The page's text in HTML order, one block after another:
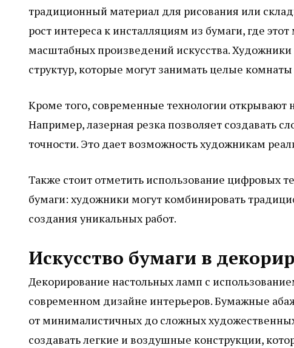
традиционный материал для рисования или
рост интереса к инсталляциям из бумаги, где
масштабных произведений искусства.
структур, которые могут занимать целые
Кроме того, современные технологии открывают
Например, лазерная резка позволяет создавать
точности. Это дает возможность художникам
Также стоит отметить использование цифровых
бумаги: художники могут комбинировать
создания уникальных работ.
Искусство бумаги в
Декорирование настольных ламп с
современном дизайне интерьеров. Бумажные
от минималистичных до сложных
создавать легкие и воздушные конструкции,